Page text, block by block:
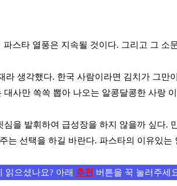
스타 열풍은 지속될 것이다. 그리고 그 소
라 생각했다. 한국 사람이라면 김치가 그
사만 쏙쏙 뽑아 나오는 알콩달콩한 사랑
을 발휘하여 급성장을 하지 않을까 싶다.
는 선택을 하길 바란다. 파스타의 이유있
읽으셨나요? 아래 추천 버튼을 꾹 눌러주세